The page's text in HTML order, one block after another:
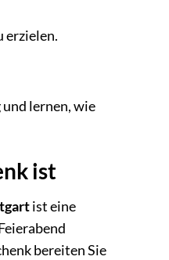
erzielen.
lernen, wie
ist
ist eine
bereiten Sie